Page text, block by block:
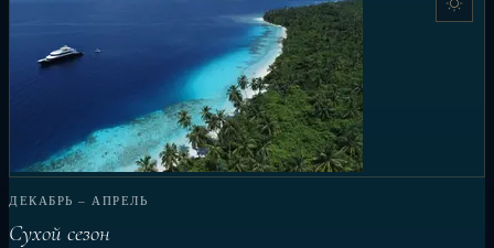
ДЕКАБРЬ – АПРЕЛЬ
Сухой сезон